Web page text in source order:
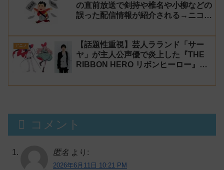
の直前放送で剣持や椎名や小柳などの
誤った配信情報が紹介される→ニコニ
【生成AI?】
アニメ
【話題性重視】芸人ラランド「サー
ヤ」が主人公声優で炎上した『THE
RIBBON HERO リボンヒーロー』に
ンルン」「でびでび・でびる」が出
コメント
匿名 より:
2026年6月11日 10:21 PM